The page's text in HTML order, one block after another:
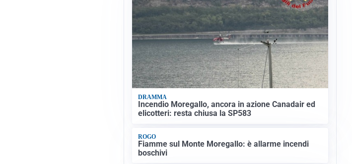
DRAMMA
Incendio Moregallo, ancora in azione Canadair ed
elicotteri: resta chiusa la SP583
ROGO
Fiamme sul Monte Moregallo: è allarme incendi
boschivi